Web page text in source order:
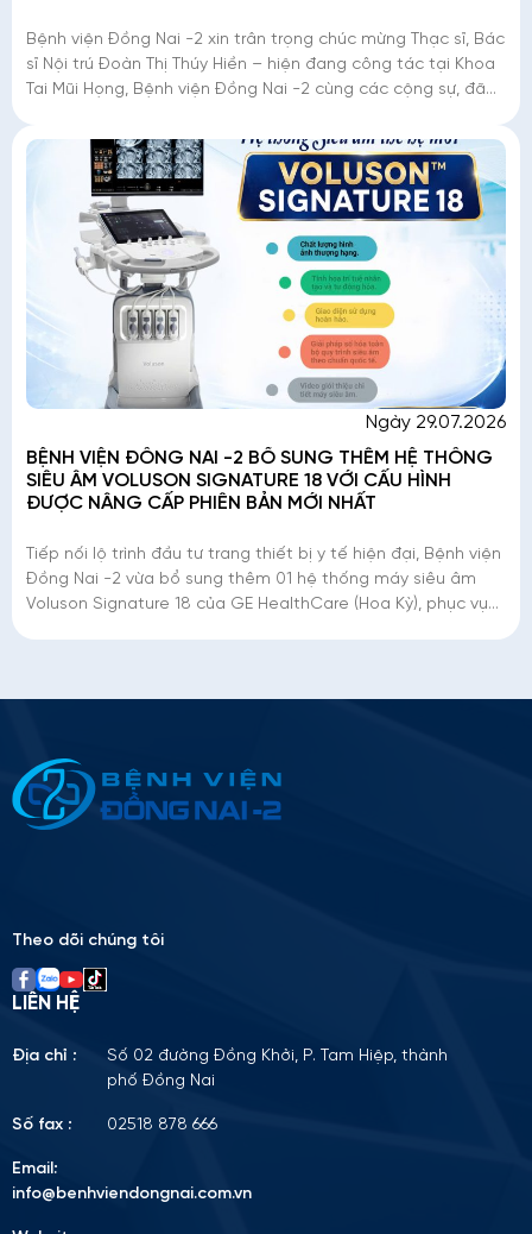
Bệnh viện Đồng Nai -2 xin trân trọng chúc mừng Thạc sĩ, Bác
sĩ Nội trú Đoàn Thị Thúy Hiền – hiện đang công tác tại Khoa
Tai Mũi Họng, Bệnh viện Đồng Nai -2 cùng các cộng sự, đã
Ngày 29.07.2026
BỆNH VIỆN ĐỒNG NAI -2 BỔ SUNG THÊM HỆ THỐNG
SIÊU ÂM VOLUSON SIGNATURE 18 VỚI CẤU HÌNH
ĐƯỢC NÂNG CẤP PHIÊN BẢN MỚI NHẤT
Tiếp nối lộ trình đầu tư trang thiết bị y tế hiện đại, Bệnh viện
Đồng Nai -2 vừa bổ sung thêm 01 hệ thống máy siêu âm
Voluson Signature 18 của GE HealthCare (Hoa Kỳ), phục vụ
Please
Theo dõi chúng tôi
LIÊN HỆ
Địa chỉ :
Số 02 đường Đồng Khởi, P. Tam Hiệp, thành
phố Đồng Nai
Số fax : 02518 878 666
Email:
info@benhviendongnai.com.vn